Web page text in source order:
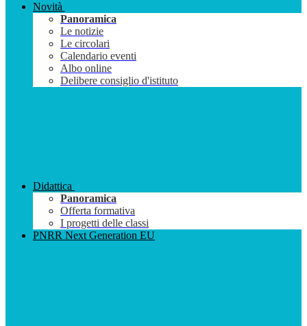
Novità
Panoramica
Le notizie
Le circolari
Calendario eventi
Albo online
Delibere consiglio d'istituto
Didattica
Panoramica
Offerta formativa
I progetti delle classi
PNRR Next Generation EU